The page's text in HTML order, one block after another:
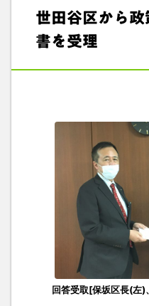
世田谷区から
書を受理
回答受取[保坂区長(左